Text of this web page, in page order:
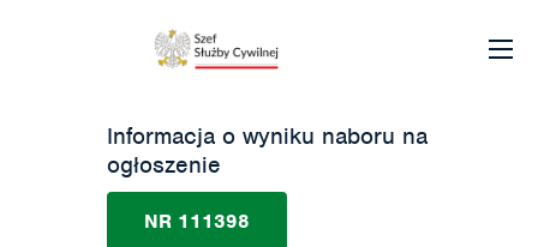
Informacja o wyniku naboru na
ogłoszenie
NR 111398